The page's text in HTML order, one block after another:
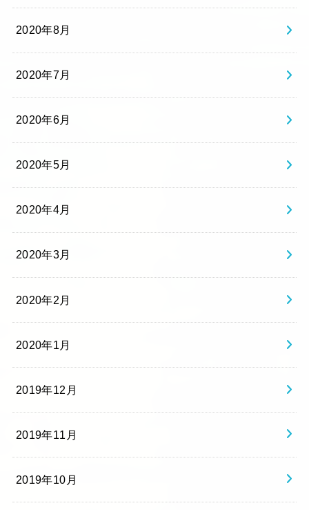
2020年8月
2020年7月
2020年6月
2020年5月
2020年4月
2020年3月
2020年2月
2020年1月
2019年12月
2019年11月
2019年10月